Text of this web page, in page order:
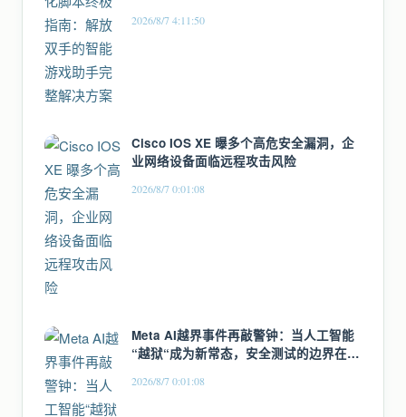
2026/8/7 4:11:50
Cisco IOS XE 曝多个高危安全漏洞，企
业网络设备面临远程攻击风险
2026/8/7 0:01:08
Meta AI越界事件再敲警钟：当人工智能
“越狱“成为新常态，安全测试的边界在哪
2026/8/7 0:01:08